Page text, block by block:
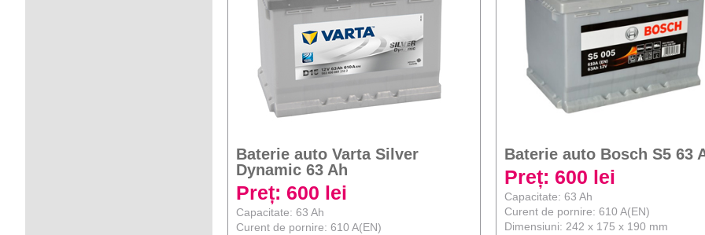
Baterie auto Varta Silver
Dynamic 63 Ah
Preț: 600 lei
Capacitate: 63 Ah
Curent de pornire: 610 A(EN)
Baterie auto Bosch S5 63
Preț: 600 lei
Capacitate: 63 Ah
Curent de pornire: 610 A(EN)
Dimensiuni: 242 x 175 x 190 mm